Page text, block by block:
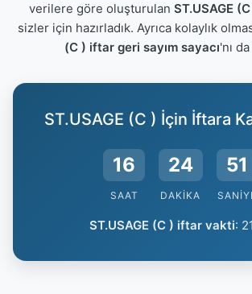
verilere göre oluşturulan ST.USAGE
sizler için hazırladık. Ayrıca kolaylık
(C ) iftar geri sayım sayacı'nı
ST.USAGE (C ) İçin İftara
16
SAAT
24
DAKIKA
51
ST.USAGE (C ) iftar vakti: